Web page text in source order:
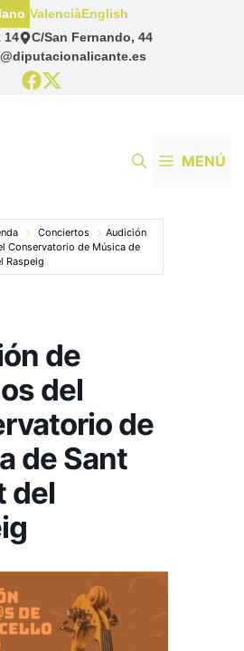
14
C/San Fernando, 44
ValenciàEnglish
MENÚ
Conciertos
Audición
Conservatorio de Música de
Raspeig
de
del
de
de Sant
del